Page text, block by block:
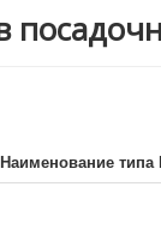
Наименование